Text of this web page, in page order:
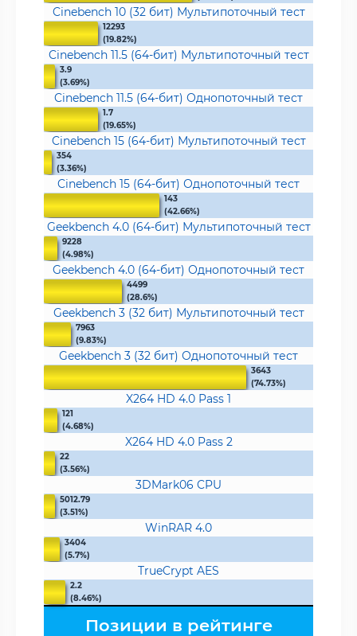
Cinebench 10 (32 бит) Мультипоточный тест
12293
(19.82%)
Cinebench 11.5 (64-бит) Мультипоточный тест
3.9
(3.69%)
Cinebench 11.5 (64-бит) Однопоточный тест
1.7
(19.65%)
Cinebench 15 (64-бит) Мультипоточный тест
354
(3.36%)
Cinebench 15 (64-бит) Однопоточный тест
143
(42.66%)
Geekbench 4.0 (64-бит) Мультипоточный тест
9228
(4.98%)
Geekbench 4.0 (64-бит) Однопоточный тест
4499
(28.6%)
Geekbench 3 (32 бит) Мультипоточный тест
7963
(9.83%)
Geekbench 3 (32 бит) Однопоточный тест
3643
(74.73%)
X264 HD 4.0 Pass 1
121
(4.68%)
X264 HD 4.0 Pass 2
22
(3.56%)
3DMark06 CPU
5012.79
(3.51%)
WinRAR 4.0
3404
(5.7%)
TrueCrypt AES
2.2
(8.46%)
Позиции в рейтинге